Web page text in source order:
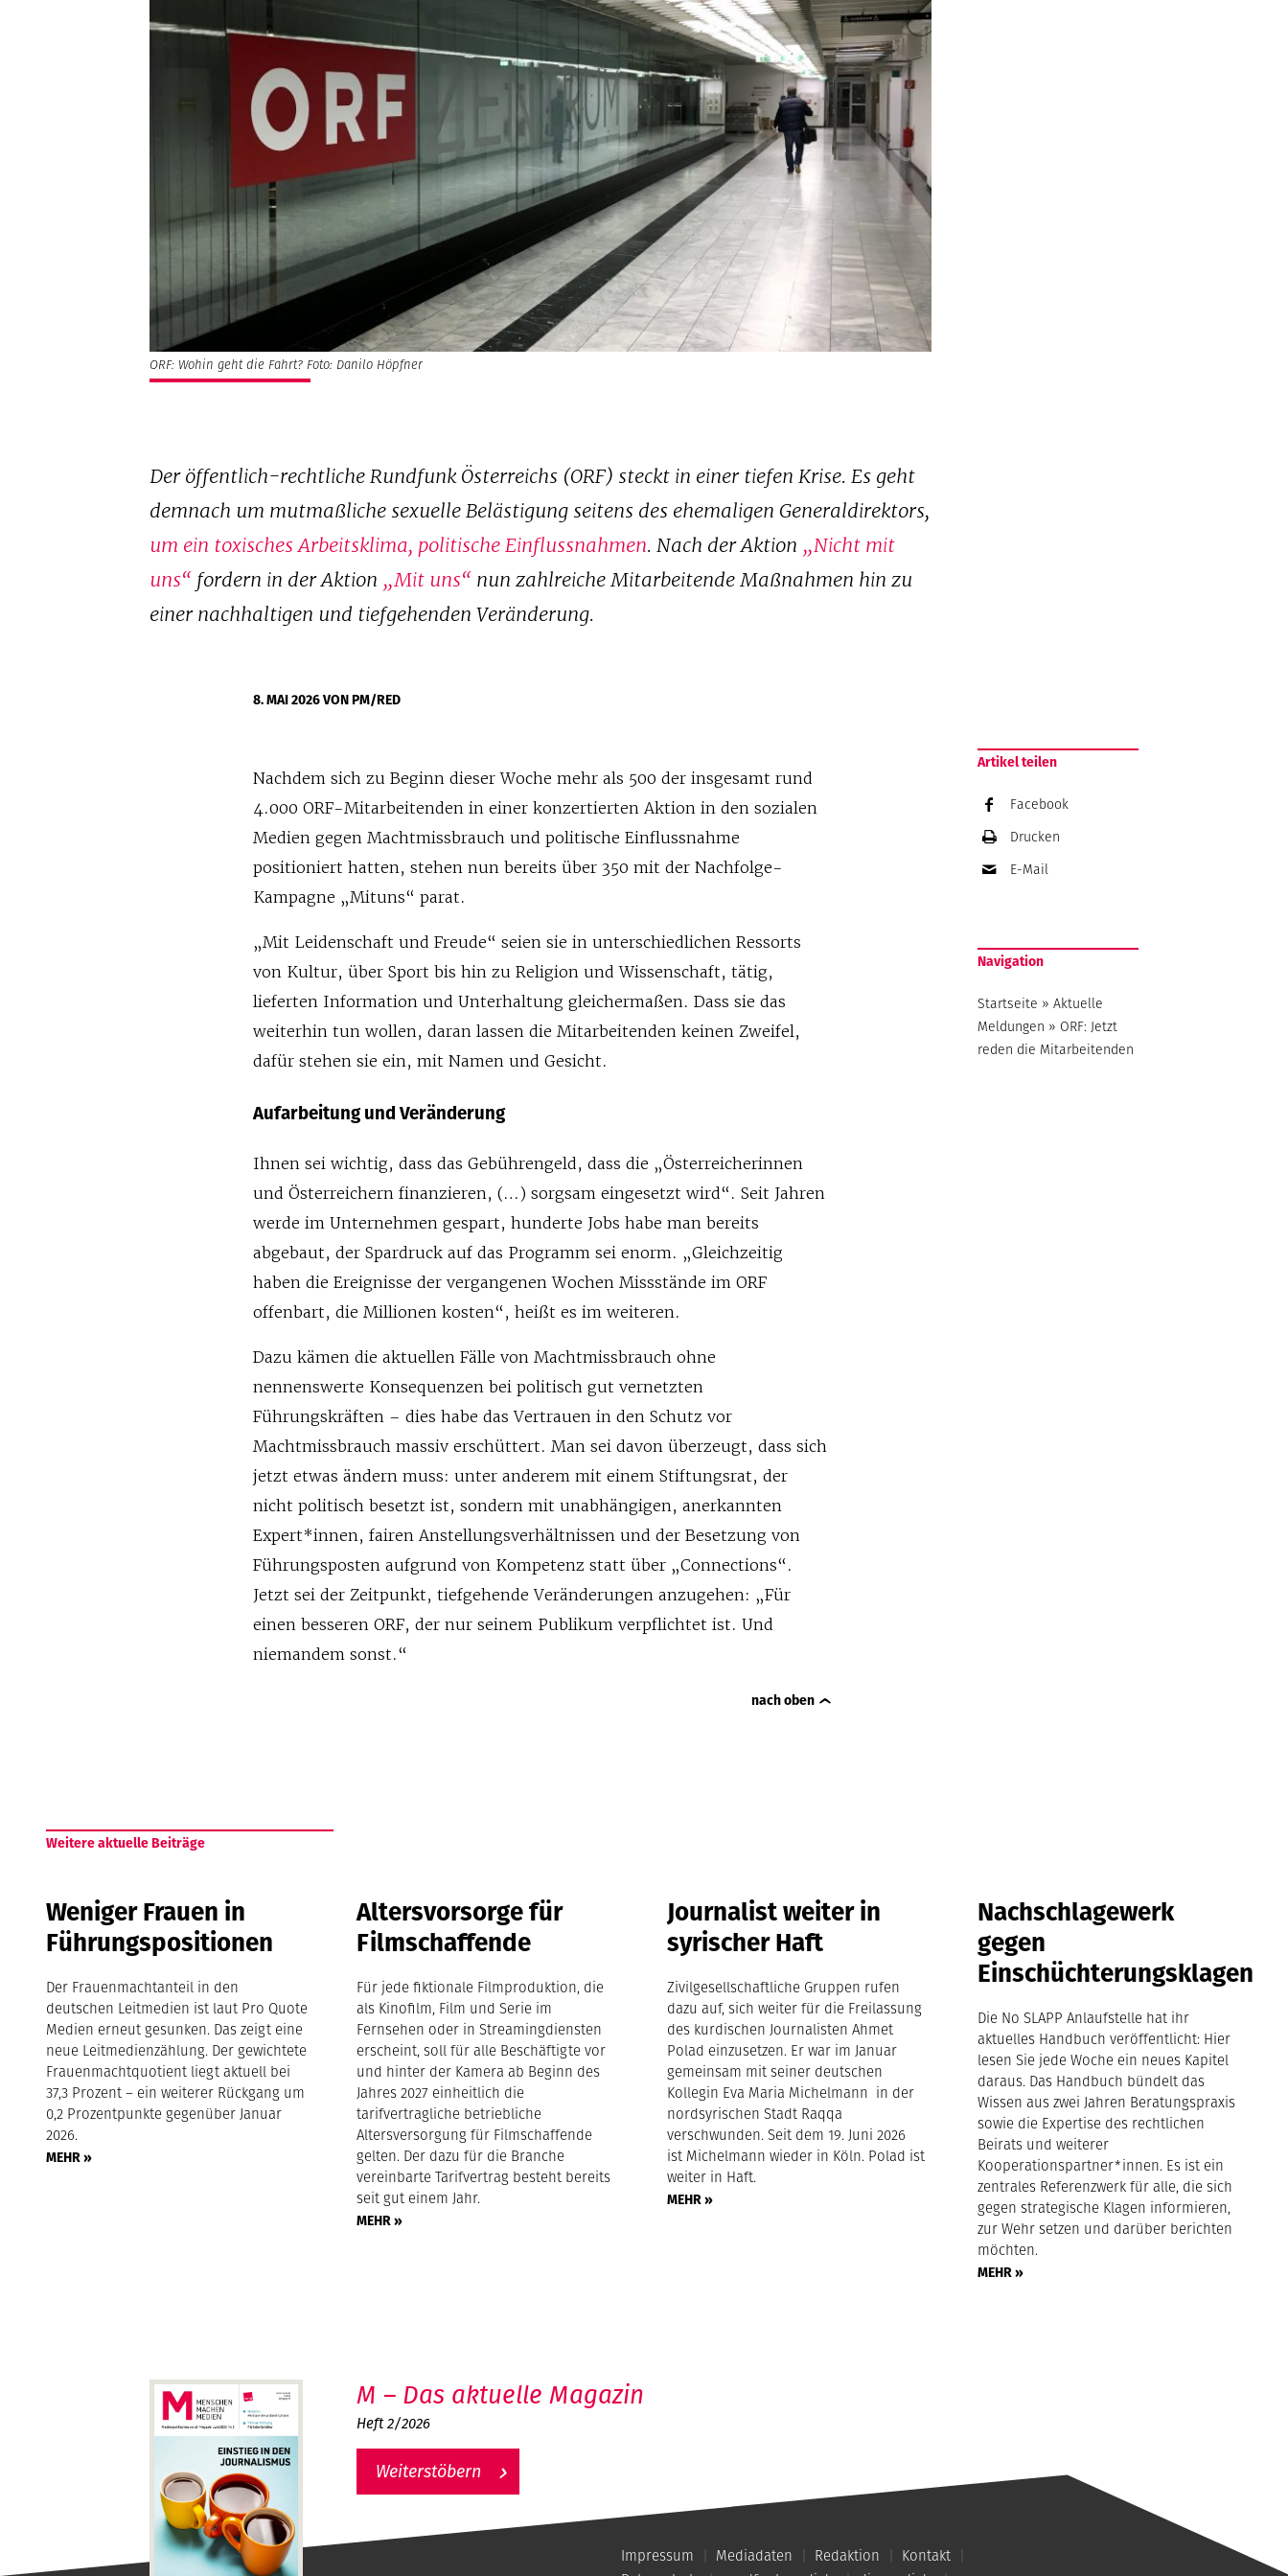
ORF: Wohin geht die Fahrt? Foto: Danilo Höpfner
Der öffentlich-rechtliche Rundfunk Österreichs (ORF) steckt in einer tiefen Krise. Es geht
demnach um mutmaßliche sexuelle Belästigung seitens des ehemaligen Generaldirektors,
um ein toxisches Arbeitsklima, politische Einflussnahmen. Nach der Aktion „Nicht mit
uns“ fordern in der Aktion „Mit uns“ nun zahlreiche Mitarbeitende Maßnahmen hin zu
einer nachhaltigen und tiefgehenden Veränderung.
8. MAI 2026VON PM/RED
Nachdem sich zu Beginn dieser Woche mehr als 500 der insgesamt rund
4.000 ORF-Mitarbeitenden in einer konzertierten Aktion in den sozialen
Medien gegen Machtmissbrauch und politische Einflussnahme
positioniert hatten, stehen nun bereits über 350 mit der Nachfolge-
Kampagne „Mituns“ parat.
„Mit Leidenschaft und Freude“ seien sie in unterschiedlichen Ressorts
von Kultur, über Sport bis hin zu Religion und Wissenschaft, tätig,
lieferten Information und Unterhaltung gleichermaßen. Dass sie das
weiterhin tun wollen, daran lassen die Mitarbeitenden keinen Zweifel,
dafür stehen sie ein, mit Namen und Gesicht.
Aufarbeitung und Veränderung
Ihnen sei wichtig, dass das Gebührengeld, dass die „Österreicherinnen
und Österreichern finanzieren, (…) sorgsam eingesetzt wird“. Seit Jahren
werde im Unternehmen gespart, hunderte Jobs habe man bereits
abgebaut, der Spardruck auf das Programm sei enorm. „Gleichzeitig
haben die Ereignisse der vergangenen Wochen Missstände im ORF
offenbart, die Millionen kosten“, heißt es im weiteren.
Dazu kämen die aktuellen Fälle von Machtmissbrauch ohne
nennenswerte Konsequenzen bei politisch gut vernetzten
Führungskräften – dies habe das Vertrauen in den Schutz vor
Machtmissbrauch massiv erschüttert. Man sei davon überzeugt, dass sich
jetzt etwas ändern muss: unter anderem mit einem Stiftungsrat, der
nicht politisch besetzt ist, sondern mit unabhängigen, anerkannten
Expert*innen, fairen Anstellungsverhältnissen und der Besetzung von
Führungsposten aufgrund von Kompetenz statt über „Connections“.
Jetzt sei der Zeitpunkt, tiefgehende Veränderungen anzugehen: „Für
einen besseren ORF, der nur seinem Publikum verpflichtet ist. Und
niemandem sonst.“
nach oben
Artikel teilen
Facebook
Drucken
E-Mail
Navigation
Startseite »Aktuelle
Meldungen » ORF: Jetzt
reden die Mitarbeitenden
Weitere aktuelle Beiträge
Weniger Frauen in
Führungspositionen
Der Frauenmachtanteil in den
deutschen Leitmedien ist laut Pro Quote
Medien erneut gesunken. Das zeigt eine
neue Leitmedienzählung. Der gewichtete
Frauenmachtquotient liegt aktuell bei
37,3 Prozent – ein weiterer Rückgang um
0,2 Prozentpunkte gegenüber Januar
2026.
MEHR »
Altersvorsorge für
Filmschaffende
Für jede fiktionale Filmproduktion, die
als Kinofilm, Film und Serie im
Fernsehen oder in Streamingdiensten
erscheint, soll für alle Beschäftigte vor
und hinter der Kamera ab Beginn des
Jahres 2027 einheitlich die
tarifvertragliche betriebliche
Altersversorgung für Filmschaffende
gelten. Der dazu für die Branche
vereinbarte Tarifvertrag besteht bereits
seit gut einem Jahr.
MEHR »
Journalist weiter in
syrischer Haft
Zivilgesellschaftliche Gruppen rufen
dazu auf, sich weiter für die Freilassung
des kurdischen Journalisten Ahmet
Polad einzusetzen. Er war im Januar
gemeinsam mit seiner deutschen
Kollegin Eva Maria Michelmann in der
nordsyrischen Stadt Raqqa
verschwunden. Seit dem 19. Juni 2026
ist Michelmann wieder in Köln. Polad ist
weiter in Haft.
MEHR »
Nachschlagewerk
gegen
Einschüchterungsklagen
Die No SLAPP Anlaufstelle hat ihr
aktuelles Handbuch veröffentlicht: Hier
lesen Sie jede Woche ein neues Kapitel
daraus. Das Handbuch bündelt das
Wissen aus zwei Jahren Beratungspraxis
sowie die Expertise des rechtlichen
Beirats und weiterer
Kooperationspartner*innen. Es ist ein
zentrales Referenzwerk für alle, die sich
gegen strategische Klagen informieren,
zur Wehr setzen und darüber berichten
möchten.
MEHR »
M – Das aktuelle Magazin
Heft 2/2026
Weiterstöbern
Impressum Mediadaten Redaktion
Kontakt